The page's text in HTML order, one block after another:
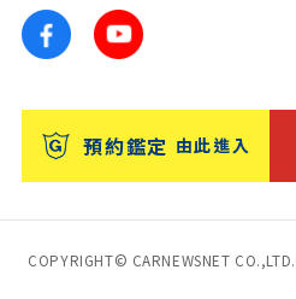
車訊網
台灣優良中古車商大獎
找海外車
消費者評價
保固
預約鑑定 由此進入
COPYRIGHT© CARNEWSNET